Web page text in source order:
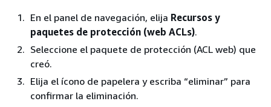
En el panel de navegación, elija Recursos y
paquetes de protección (web ACLs).
Seleccione el paquete de protección (ACL web) que
creó.
Elija el ícono de papelera y escriba “eliminar” para
confirmar la eliminación.